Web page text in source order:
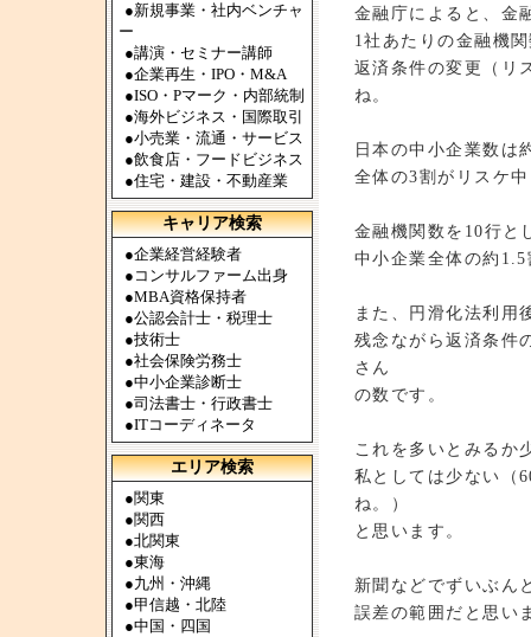
●新規事業・社内ベンチャ
ー
●講演・セミナー講師
●企業再生・IPO・M&A
●ISO・Pマーク・内部統制
●海外ビジネス・国際取引
●小売業・流通・サービス
●飲食店・フードビジネス
●住宅・建設・不動産業
キャリア検索
●企業経営経験者
● コンサルファーム出身
●MBA資格保持者
●公認会計士・税理士
●技術士
●社会保険労務士
●中小企業診断士
●司法書士・行政書士
●ITコーディネータ
エリア検索
●関東
●関西
●北関東
●東海
●九州・沖縄
●甲信越・北陸
●中国・四国
金融庁によると、金
1社あたりの金融機
返済条件の変更（リ
ね。
日本の中小企業数は
全体の3割がリスケ
金融機関数を10行と
中小企業全体の約
また、円滑化法利用
残念ながら返済条件
さん
の数です。
これを多いとみるか
私としては少ない（
ね。）
と思います。
新聞などでずいぶん
誤差の範囲だと思い